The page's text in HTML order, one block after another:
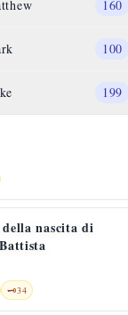
160
100
199
nascita di
🗝️34